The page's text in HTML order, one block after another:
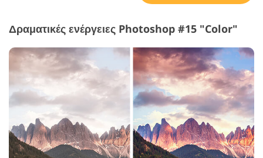
Δραματικές ενέργειες Photoshop #15 "Color"